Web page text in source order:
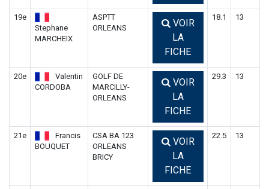
19e
Stephane
MARCHEIX
ASPTT
ORLEANS
VOIR
LA
FICHE
18.1 13
20e
Valentin
CORDOBA
GOLF DE
MARCILLY-
ORLEANS
VOIR
LA
FICHE
29.3 13
21e
Francis
BOUQUET
CSA BA 123
ORLEANS
BRICY
VOIR
LA
FICHE
22.5 13